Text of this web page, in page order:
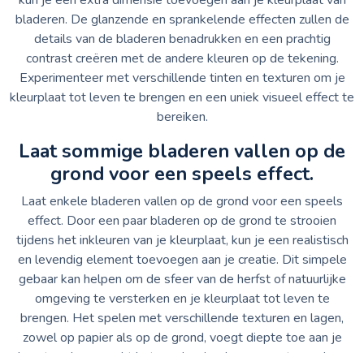
bladeren. De glanzende en sprankelende effecten zullen de
details van de bladeren benadrukken en een prachtig
contrast creëren met de andere kleuren op de tekening.
Experimenteer met verschillende tinten en texturen om je
kleurplaat tot leven te brengen en een uniek visueel effect te
bereiken.
Laat sommige bladeren vallen op de
grond voor een speels effect.
Laat enkele bladeren vallen op de grond voor een speels
effect. Door een paar bladeren op de grond te strooien
tijdens het inkleuren van je kleurplaat, kun je een realistisch
en levendig element toevoegen aan je creatie. Dit simpele
gebaar kan helpen om de sfeer van de herfst of natuurlijke
omgeving te versterken en je kleurplaat tot leven te
brengen. Het spelen met verschillende texturen en lagen,
zowel op papier als op de grond, voegt diepte toe aan je